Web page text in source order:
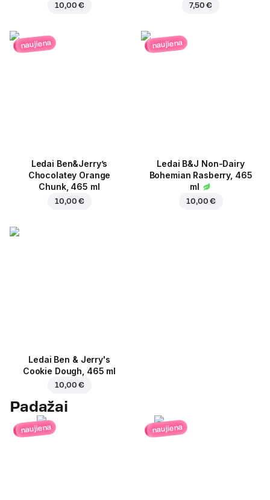
10,00 € 7,50 €
naujiena
Ledai Ben&Jerry’s
Chocolatey Orange
Chunk, 465 ml
10,00 €
naujiena
Ledai B&J Non-Dairy
Bohemian Rasberry, 465
ml
10,00 €
Ledai Ben & Jerry's
Cookie Dough, 465 ml
10,00 €
Padažai
naujiena naujiena